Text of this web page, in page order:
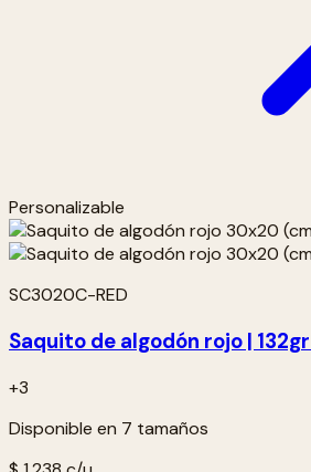
Personalizable
SC3020C-RED
Saquito de algodón rojo |
+3
Disponible en 7 tamaños